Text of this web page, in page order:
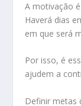
A motivação
Haverá dias
em que será
Por isso, é
ajudem a
Definir metas